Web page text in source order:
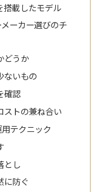
搭載したモデル
ーカー選びのチ
どうか
ないもの
確認
ストの兼ね合い
テクニック
とし
に防ぐ